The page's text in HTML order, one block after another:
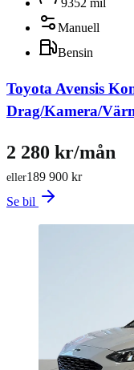
9352 mil
Manuell
Bensin
Toyota Avensis
Drag/Kamera/
189 900 kr
eller
2 280 kr/mån
Se bil